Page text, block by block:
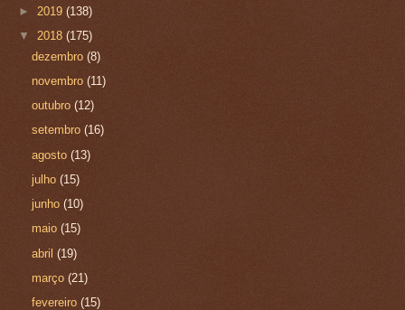
► 2019 (138)
▼ 2018 (175)
dezembro(8)
novembro(11)
outubro(12)
setembro(16)
agosto(13)
julho(15)
junho(10)
maio(15)
abril(19)
março(21)
fevereiro(15)